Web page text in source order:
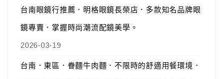
台南眼鏡行推薦．明格眼鏡長榮店．多款知名品牌眼
鏡專賣．掌握時尚潮流配鏡美學。
2026-03-19
台南．東區．眷麵牛肉麵．不限時的舒適用餐環境．